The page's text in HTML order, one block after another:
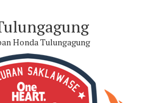
Honda Tulungagung